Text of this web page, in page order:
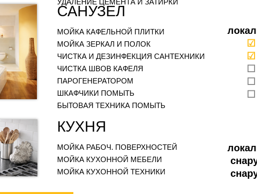
УДАЛЕНИЕ ЦЕМЕНТА И ЗАТИРКИ
МОЙКА КАФЕЛЬНОЙ ПЛИТКИ
МОЙКА ЗЕРКАЛ И ПОЛОК
ЧИСТКА И ДЕЗИНФЕКЦИЯ САНТЕХНИКИ
ЧИСТКА ШВОВ КАФЕЛЯ
ПАРОГЕНЕРАТОРОМ
ШКАФЧИКИ ПОМЫТЬ
БЫТОВАЯ ТЕХНИКА ПОМЫТЬ
САНУЗЕЛ
☑
☑
☐
☐
☐
МОЙКА РАБОЧ. ПОВЕРХНОСТЕЙ
МОЙКА КУХОННОЙ МЕБЕЛИ
МОЙКА КУХОННОЙ ТЕХНИКИ
КУХНЯ